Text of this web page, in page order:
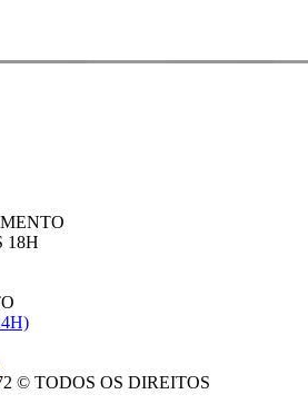
18H
© TODOS OS DIREITOS